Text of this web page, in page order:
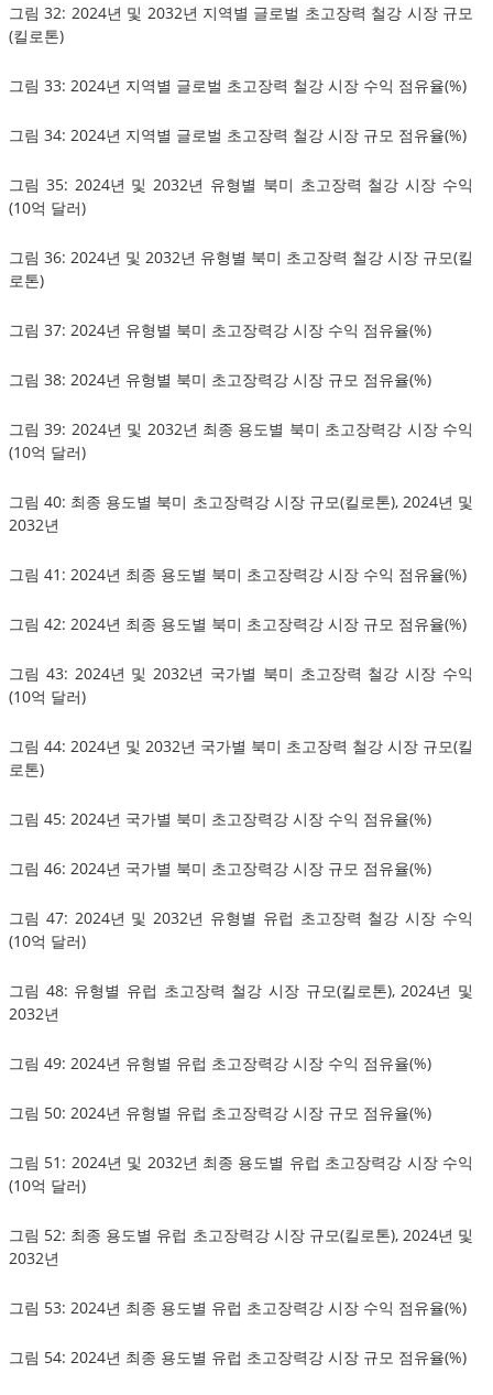
그림 32: 2024년 및 2032년 지역별 글로벌 초고장력 철강 시장 규모
(킬로톤)
그림 33: 2024년 지역별 글로벌 초고장력 철강 시장 수익 점유율(%)
그림 34: 2024년 지역별 글로벌 초고장력 철강 시장 규모 점유율(%)
그림 35: 2024년 및 2032년 유형별 북미 초고장력 철강 시장 수익
(10억 달러)
그림 36: 2024년 및 2032년 유형별 북미 초고장력 철강 시장 규모(킬
로톤)
그림 37: 2024년 유형별 북미 초고장력강 시장 수익 점유율(%)
그림 38: 2024년 유형별 북미 초고장력강 시장 규모 점유율(%)
그림 39: 2024년 및 2032년 최종 용도별 북미 초고장력강 시장 수익
(10억 달러)
그림 40: 최종 용도별 북미 초고장력강 시장 규모(킬로톤), 2024년 및
2032년
그림 41: 2024년 최종 용도별 북미 초고장력강 시장 수익 점유율(%)
그림 42: 2024년 최종 용도별 북미 초고장력강 시장 규모 점유율(%)
그림 43: 2024년 및 2032년 국가별 북미 초고장력 철강 시장 수익
(10억 달러)
그림 44: 2024년 및 2032년 국가별 북미 초고장력 철강 시장 규모(킬
로톤)
그림 45: 2024년 국가별 북미 초고장력강 시장 수익 점유율(%)
그림 46: 2024년 국가별 북미 초고장력강 시장 규모 점유율(%)
그림 47: 2024년 및 2032년 유형별 유럽 초고장력 철강 시장 수익
(10억 달러)
그림 48: 유형별 유럽 초고장력 철강 시장 규모(킬로톤), 2024년 및
2032년
그림 49: 2024년 유형별 유럽 초고장력강 시장 수익 점유율(%)
그림 50: 2024년 유형별 유럽 초고장력강 시장 규모 점유율(%)
그림 51: 2024년 및 2032년 최종 용도별 유럽 초고장력강 시장 수익
(10억 달러)
그림 52: 최종 용도별 유럽 초고장력강 시장 규모(킬로톤), 2024년 및
2032년
그림 53: 2024년 최종 용도별 유럽 초고장력강 시장 수익 점유율(%)
그림 54: 2024년 최종 용도별 유럽 초고장력강 시장 규모 점유율(%)